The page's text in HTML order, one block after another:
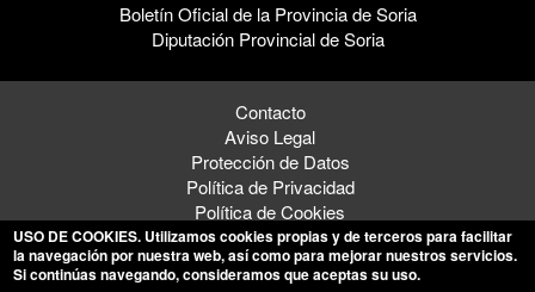
Boletín Oficial de la Provincia de Soria
Diputación Provincial de Soria
Contacto
Aviso Legal
Protección de Datos
Política de Privacidad
Política de Cookies
USO DE COOKIES. Utilizamos cookies propias y de terceros para facilitar
la navegación por nuestra web, así como para mejorar nuestros servicios.
Si continúas navegando, consideramos que aceptas su uso.